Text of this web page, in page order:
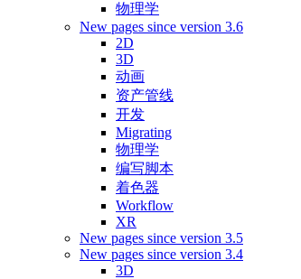
物理学
New pages since version 3.6
2D
3D
动画
资产管线
开发
Migrating
物理学
编写脚本
着色器
Workflow
XR
New pages since version 3.5
New pages since version 3.4
3D